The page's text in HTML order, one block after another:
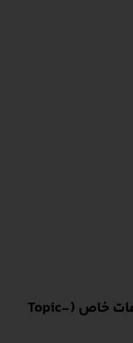
کلمات مرتبط با موضوعات خاص (Topic-